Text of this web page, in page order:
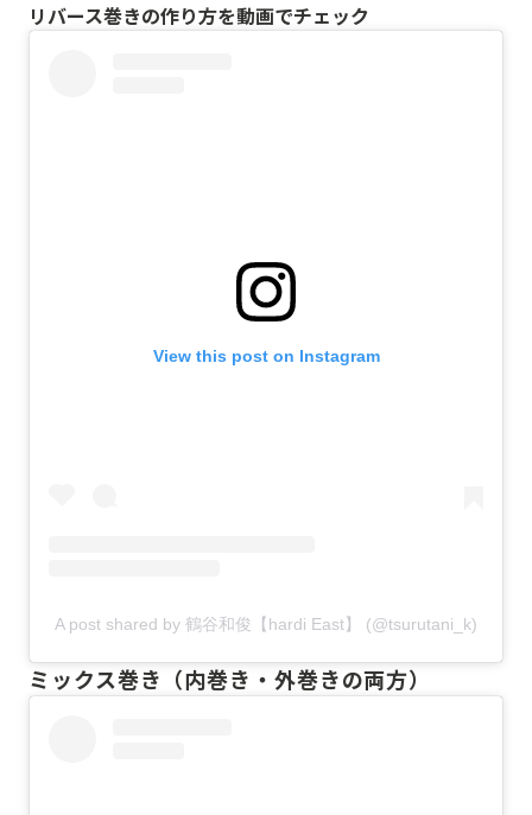
リバース巻きの作り方を動画でチェック
View this post on Instagram
A post shared by 鶴谷和俊【hardi East】 (@tsurutani_k)
ミックス巻き（内巻き・外巻きの両方）